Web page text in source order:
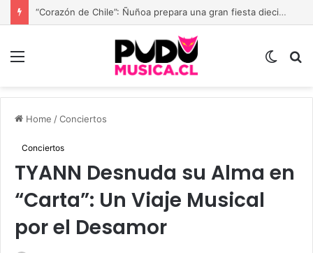
“Corazón de Chile”: Ñuñoa prepara una gran fiesta dieciochera para celebrar las Fiestas Patrias
Menu
Switch
Home /Conciertos
Conciertos
TYANN Desnuda su Alma en
“Carta”: Un Viaje Musical
por el Desamor